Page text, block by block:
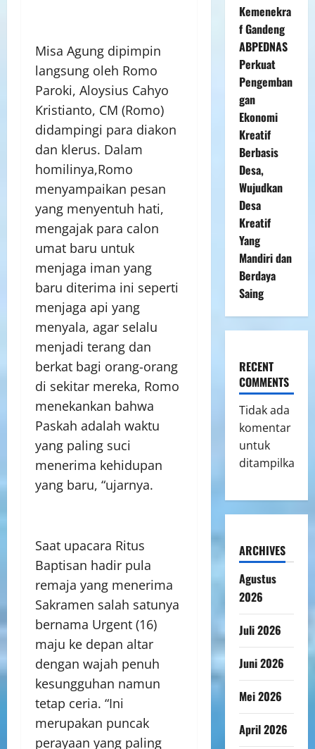
Misa Agung dipimpin
langsung oleh Romo
Paroki, Aloysius Cahyo
Kristianto, CM (Romo)
didampingi para diakon
dan klerus. Dalam
homilinya,Romo
menyampaikan pesan
yang menyentuh hati,
mengajak para calon
umat baru untuk
menjaga iman yang
baru diterima ini seperti
menjaga api yang
menyala, agar selalu
menjadi terang dan
berkat bagi orang-orang
di sekitar mereka, Romo
menekankan bahwa
Paskah adalah waktu
yang paling suci
menerima kehidupan
yang baru, “ujarnya.
Saat upacara Ritus
Baptisan hadir pula
remaja yang menerima
Sakramen salah satunya
bernama Urgent (16)
maju ke depan altar
dengan wajah penuh
kesungguhan namun
tetap ceria. “Ini
merupakan puncak
perayaan yang paling
Kemenekra
f Gandeng
ABPEDNAS
Perkuat
Pengemban
gan
Ekonomi
Kreatif
Berbasis
Desa,
Wujudkan
Desa
Kreatif
Yang
Mandiri dan
Berdaya
Saing
RECENT
COMMENTS
Tidak ada
komentar
untuk
ditampilkan.
ARCHIVES
Agustus
2026
Juli 2026
Juni 2026
Mei 2026
April 2026